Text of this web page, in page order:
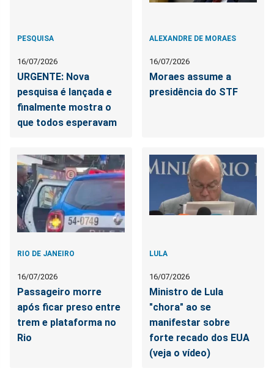
PESQUISA
16/07/2026
URGENTE: Nova
pesquisa é lançada e
finalmente mostra o
que todos esperavam
ALEXANDRE DE MORAES
16/07/2026
Moraes assume a
presidência do STF
RIO DE JANEIRO
16/07/2026
Passageiro morre
após ficar preso entre
trem e plataforma no
Rio
LULA
16/07/2026
Ministro de Lula
"chora" ao se
manifestar sobre
forte recado dos EUA
(veja o vídeo)